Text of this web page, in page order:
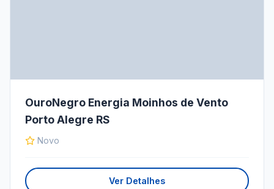
OuroNegro Energia Moinhos de Vento
Porto Alegre RS
Novo
Ver Detalhes